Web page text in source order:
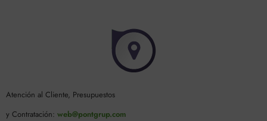
Atención al Cliente, Presupuestos
y Contratación: web@pontgrup.com